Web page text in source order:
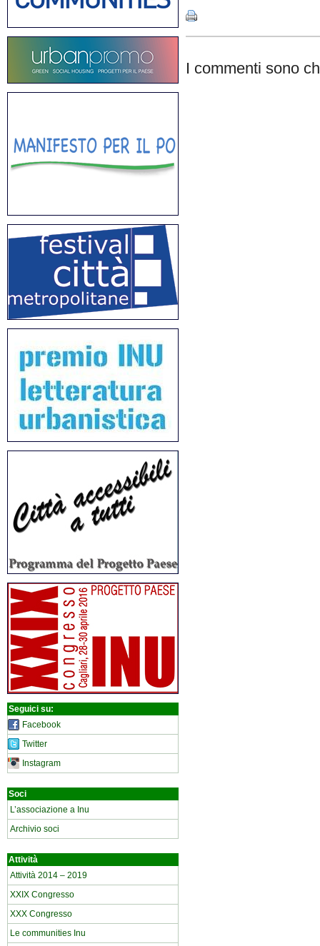
Seguici su:
Facebook
Twitter
Instagram
Soci
L’associazione a Inu
Archivio soci
Attività
Attività 2014 – 2019
XXIX Congresso
XXX Congresso
Le communities Inu
I commenti sono